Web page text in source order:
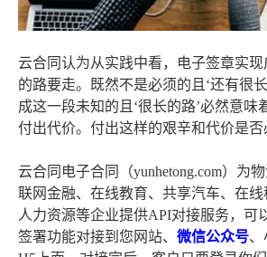
云合同认为从实践中看，电子签章实
的路要走。既然不是必须的且‘还有很
成这一段未知的且‘很长的路’必然意味
付出代价。付出这样的艰辛和代价是否
云合同电子合同（yunhetong.com）为
联网金融、在线教育、共享汽车、在线
人力资源等企业提供API对接服务，可
签署功能对接到您网站、 微信公众号、